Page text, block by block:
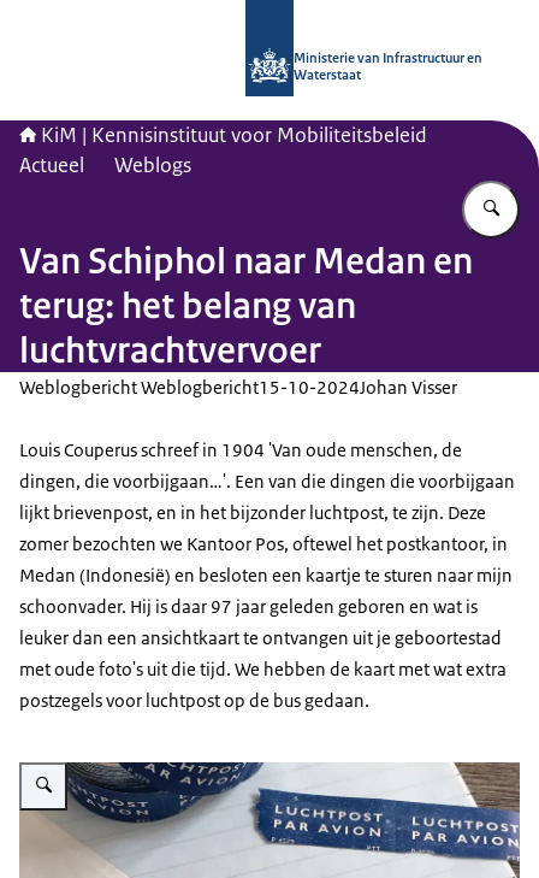
Ministerie van Infrastructuur en
Waterstaat
KiM | Kennisinstituut voor Mobiliteitsbeleid
Actueel
Weblogs
Van Schiphol naar Medan en
terug: het belang van
luchtvrachtvervoer
Weblogbericht Weblogbericht15-10-2024Johan Visser
Louis Couperus schreef in 1904 'Van oude menschen, de
dingen, die voorbijgaan…'. Een van die dingen die voorbijgaan
lijkt brievenpost, en in het bijzonder luchtpost, te zijn. Deze
zomer bezochten we Kantoor Pos, oftewel het postkantoor, in
Medan (Indonesië) en besloten een kaartje te sturen naar mijn
schoonvader. Hij is daar 97 jaar geleden geboren en wat is
leuker dan een ansichtkaart te ontvangen uit je geboortestad
met oude foto's uit die tijd. We hebben de kaart met wat extra
postzegels voor luchtpost op de bus gedaan.
Vergroot afbeelding Luchtpost